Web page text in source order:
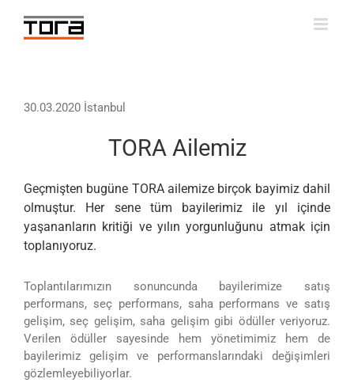
content
30.03.2020 İstanbul
TORA Ailemiz
Geçmişten bugüne TORA ailemize birçok bayimiz dahil
olmuştur. Her sene tüm bayilerimiz ile yıl içinde
yaşananların kritiği ve yılın yorgunluğunu atmak için
toplanıyoruz.
Toplantılarımızın sonuncunda bayilerimize satış
performans, seç performans, saha performans ve satış
gelişim, seç gelişim, saha gelişim gibi ödüller veriyoruz.
Verilen ödüller sayesinde hem yönetimimiz hem de
bayilerimiz gelişim ve performanslarındaki değişimleri
gözlemleyebiliyorlar.